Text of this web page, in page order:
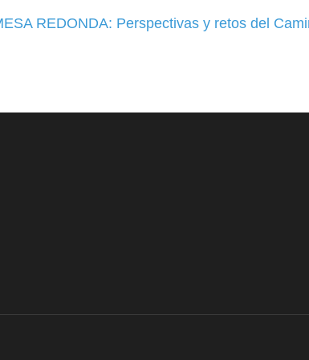
REDONDA: Perspectivas y retos del